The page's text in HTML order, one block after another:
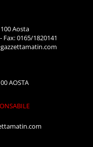
Aosta
Fax: 0165/1820141
AOSTA